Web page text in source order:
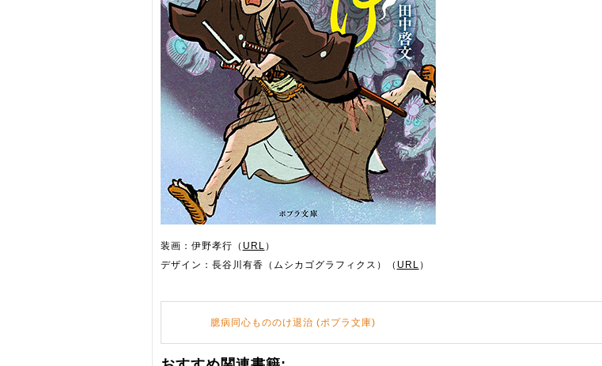
装画：伊野孝行（ URL ）
デザイン：長谷川有香（ムシカゴグラフィクス）（ URL ）
臆病同心もののけ退治 (ポプラ文庫)